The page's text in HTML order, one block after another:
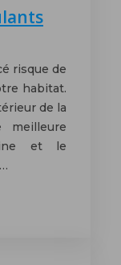
risque de
habitat.
de la
meilleure
et le